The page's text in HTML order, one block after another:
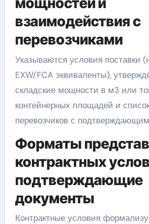
взаимодействия с
перевозчиками
Указываются условия поставки
EXW/FCA эквиваленты),
складские мощности в м3 или
контейнерных площадей и
перевозчиков с
Форматы
контрактных
подтверждающие
документы
Контрактные условия